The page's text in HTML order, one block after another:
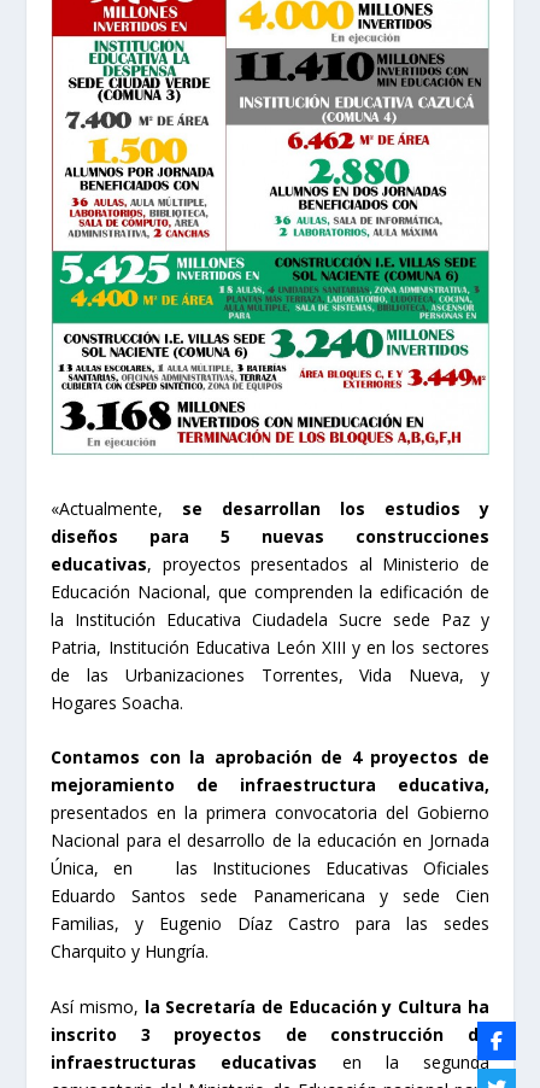
«Actualmente, se desarrollan los estudios y
diseños para 5 nuevas construcciones
educativas, proyectos presentados al Ministerio de
Educación Nacional, que comprenden la edificación de
la Institución Educativa Ciudadela Sucre sede Paz y
Patria, Institución Educativa León XIII y en los sectores
de las Urbanizaciones Torrentes, Vida Nueva, y
Hogares Soacha.
Contamos con la aprobación de 4 proyectos de
mejoramiento de infraestructura educativa,
presentados en la primera convocatoria del Gobierno
Nacional para el desarrollo de la educación en Jornada
Única, en las Instituciones Educativas Oficiales
Eduardo Santos sede Panamericana y sede Cien
Familias, y Eugenio Díaz Castro para las sedes
Charquito y Hungría.
Así mismo, la Secretaría de Educación y Cultura ha
inscrito 3 proyectos de construcción de
infraestructuras educativas en la segunda